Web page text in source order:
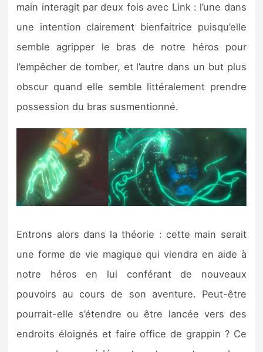
main interagit par deux fois avec Link : l’une dans
une intention clairement bienfaitrice puisqu’elle
semble agripper le bras de notre héros pour
l’empêcher de tomber, et l’autre dans un but plus
obscur quand elle semble littéralement prendre
possession du bras susmentionné.
Entrons alors dans la théorie : cette main serait
une forme de vie magique qui viendra en aide à
notre héros en lui conférant de nouveaux
pouvoirs au cours de son aventure. Peut-être
pourrait-elle s’étendre ou être lancée vers des
endroits éloignés et faire office de grappin ? Ce